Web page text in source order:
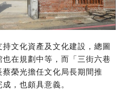
文化資產及文化建設，總圖
在規劃中等，而「三街六巷
榮光擔任文化局長期間推
，也頗具意義。